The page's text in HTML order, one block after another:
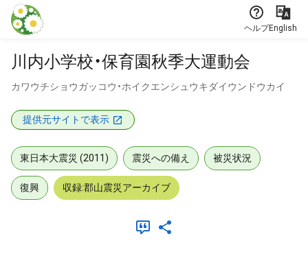
本文に飛ぶ
ヘルプEnglish
川内小学校・保育園秋季大運動会
カワウチショウガッコウ・ホイクエンシュウキダイウンドウカイ
提供元サイトで表示
東日本大震災 (2011) 震災への備え 被災状況
復興 収録:郡山震災アーカイブ